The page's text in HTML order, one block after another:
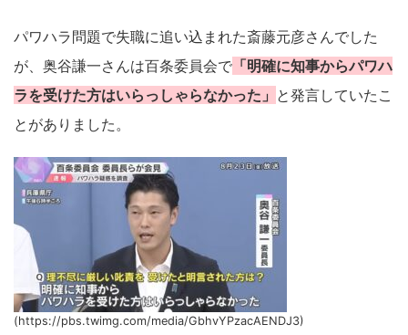
パワハラ問題で失職に追い込まれた斎藤元彦さんでした
が、奥谷謙一さんは百条委員会で 「明確に知事からパワハ
ラを受けた方はいらっしゃらなかった」 と発言していたこ
とがありました。
(https://pbs.twimg.com/media/GbhvYPzacAENDJ3)